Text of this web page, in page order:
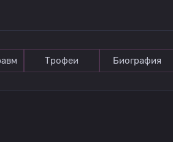
Трофеи Биография